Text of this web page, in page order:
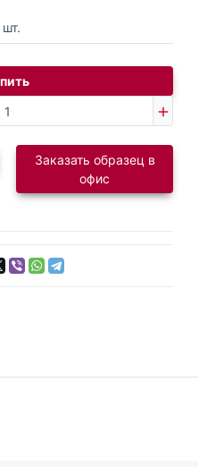
шт.
Заказать образец в
офис